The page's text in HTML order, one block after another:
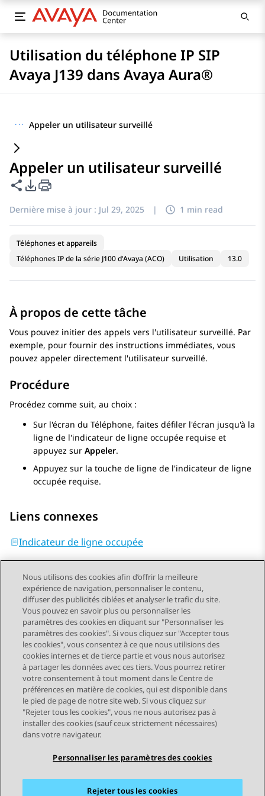
Utilisation du téléphone IP SIP
Avaya J139 dans Avaya Aura®
··· Appeler un utilisateur surveillé
Appeler un utilisateur surveillé
Partager cette page
Options d'exportation PDF
Dernière mise à jour : Jul 29, 2025 | 1 min read
Téléphones et appareils
Téléphones IP de la série J100 d'Avaya (ACO)
Utilisation 13.0
À propos de cette tâche
Vous pouvez initier des appels vers l'utilisateur surveillé. Par
exemple, pour fournir des instructions immédiates, vous
pouvez appeler directement l'utilisateur surveillé.
Procédure
Procédez comme suit, au choix :
Sur l'écran du Téléphone, faites défiler l'écran jusqu'à la
ligne de l'indicateur de ligne occupée requise et
appuyez sur Appeler.
Appuyez sur la touche de ligne de l'indicateur de ligne
occupée requise.
Liens connexes
Indicateur de ligne occupée
Send Feedback
Navigation par sujet
Sujet précédent Sujet suivant
STAY CONNECTED
Nous utilisons des cookies afin d’offrir la meilleure
expérience de navigation, personnaliser le contenu,
diffuser des publicités ciblées et analyser le trafic du site.
Vous pouvez en savoir plus ou personnaliser les
paramètres des cookies en cliquant sur "Personnaliser les
paramètres des cookies". Si vous cliquez sur "Accepter tous
les cookies", vous consentez à ce que nous utilisions des
cookies internes et de tierce partie et vous nous autorisez
à partager les données avec ces tiers. Vous pourrez retirer
votre consentement à tout moment dans le Centre de
préférences en matière de cookies, qui est disponible dans
le pied de page de notre site web. Si vous cliquez sur
"Rejeter tous les cookies", vous ne nous autorisez pas à
installer des cookies (sauf ceux strictement nécessaires)
dans votre navigateur.
Personnaliser les paramètres des cookies
Rejeter tous les cookies